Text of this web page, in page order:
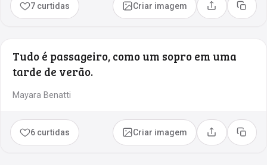
7 curtidas Criar imagem Compartilhar
Copiar
Tudo é passageiro, como um sopro em uma
tarde de verão.
Mayara Benatti
6 curtidas Criar imagem Compartilhar
Copiar